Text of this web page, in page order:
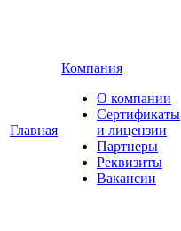
Главная
Компания
О компании
Сертификаты
и лицензии
Партнеры
Реквизиты
Вакансии